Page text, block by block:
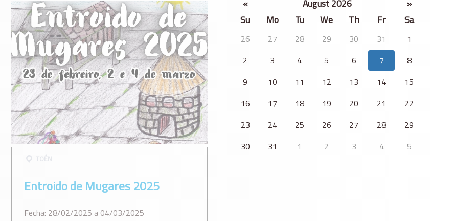
« August 2026
»
Su
Mo Tu We Th Fr Sa
26 27 28 29 30 31
1
2
3 4 5 6 7
8
9
10 11 12 13 14
15
16
17 18 19 20 21
22
23
24 25 26 27 28
29
30
31 1 2 3 4 5
TOÉN
Entroido de Mugares 2025
Fecha: 28/02/2025 a 04/03/2025